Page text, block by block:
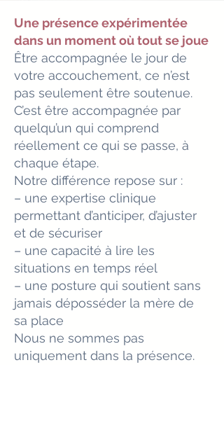
Une présence expérimentée
dans un moment où tout se joue
Être accompagnée le jour de
votre accouchement, ce n’est
pas seulement être soutenue.
C’est être accompagnée par
quelqu’un qui comprend
réellement ce qui se passe, à
chaque étape.
Notre différence repose sur :
– une expertise clinique
permettant d’anticiper, d’ajuster
et de sécuriser
– une capacité à lire les
situations en temps réel
– une posture qui soutient sans
jamais déposséder la mère de
sa place
Nous ne sommes pas
uniquement dans la présence.